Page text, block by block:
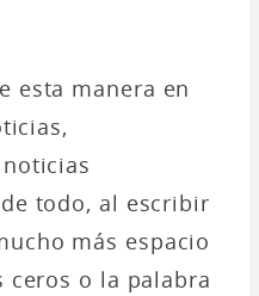
esta manera en
todo, al escribir
más espacio
o la palabra